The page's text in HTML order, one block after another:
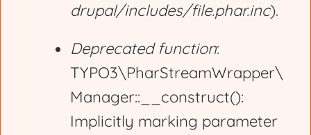
drupal/includes/file.phar.inc).
Deprecated function:
TYPO3\PharStreamWrapper\
Manager::__construct():
Implicitly marking parameter